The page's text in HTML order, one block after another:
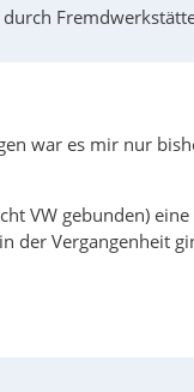
war es mir nur
VW gebunden)
der Vergangenheit